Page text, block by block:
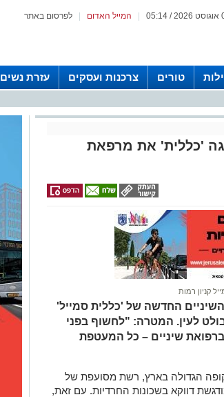
לפרסום באתר המייל האדום
טורים צרכנות ועסקים עזרת נשים
'כללית' את מרפאת
קניון רמות
החדשה של 'כללית סמייל'
לעין. המטרה: "לחשוף בפני
שיניים – כל המעטפת
הגדולה בארץ, רשת מסועפת של
דווקא בשכונות החרדיות. עם זאת,